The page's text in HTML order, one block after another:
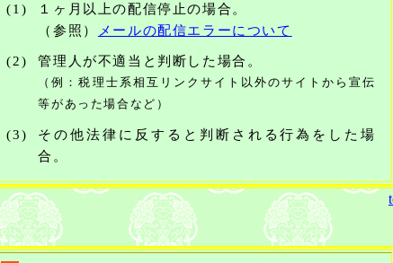
(1)
１ヶ月以上の配信停止の場合。
（参照）
メールの配信エラーについて
(2)
管理人が不適当と判断した場合。
（例：税理士系相互リンクサイト以外のサイトから宣伝
等があった場合など）
(3)
その他法律に反すると判断される行為をした場
合。